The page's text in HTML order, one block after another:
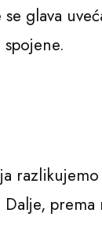
glava